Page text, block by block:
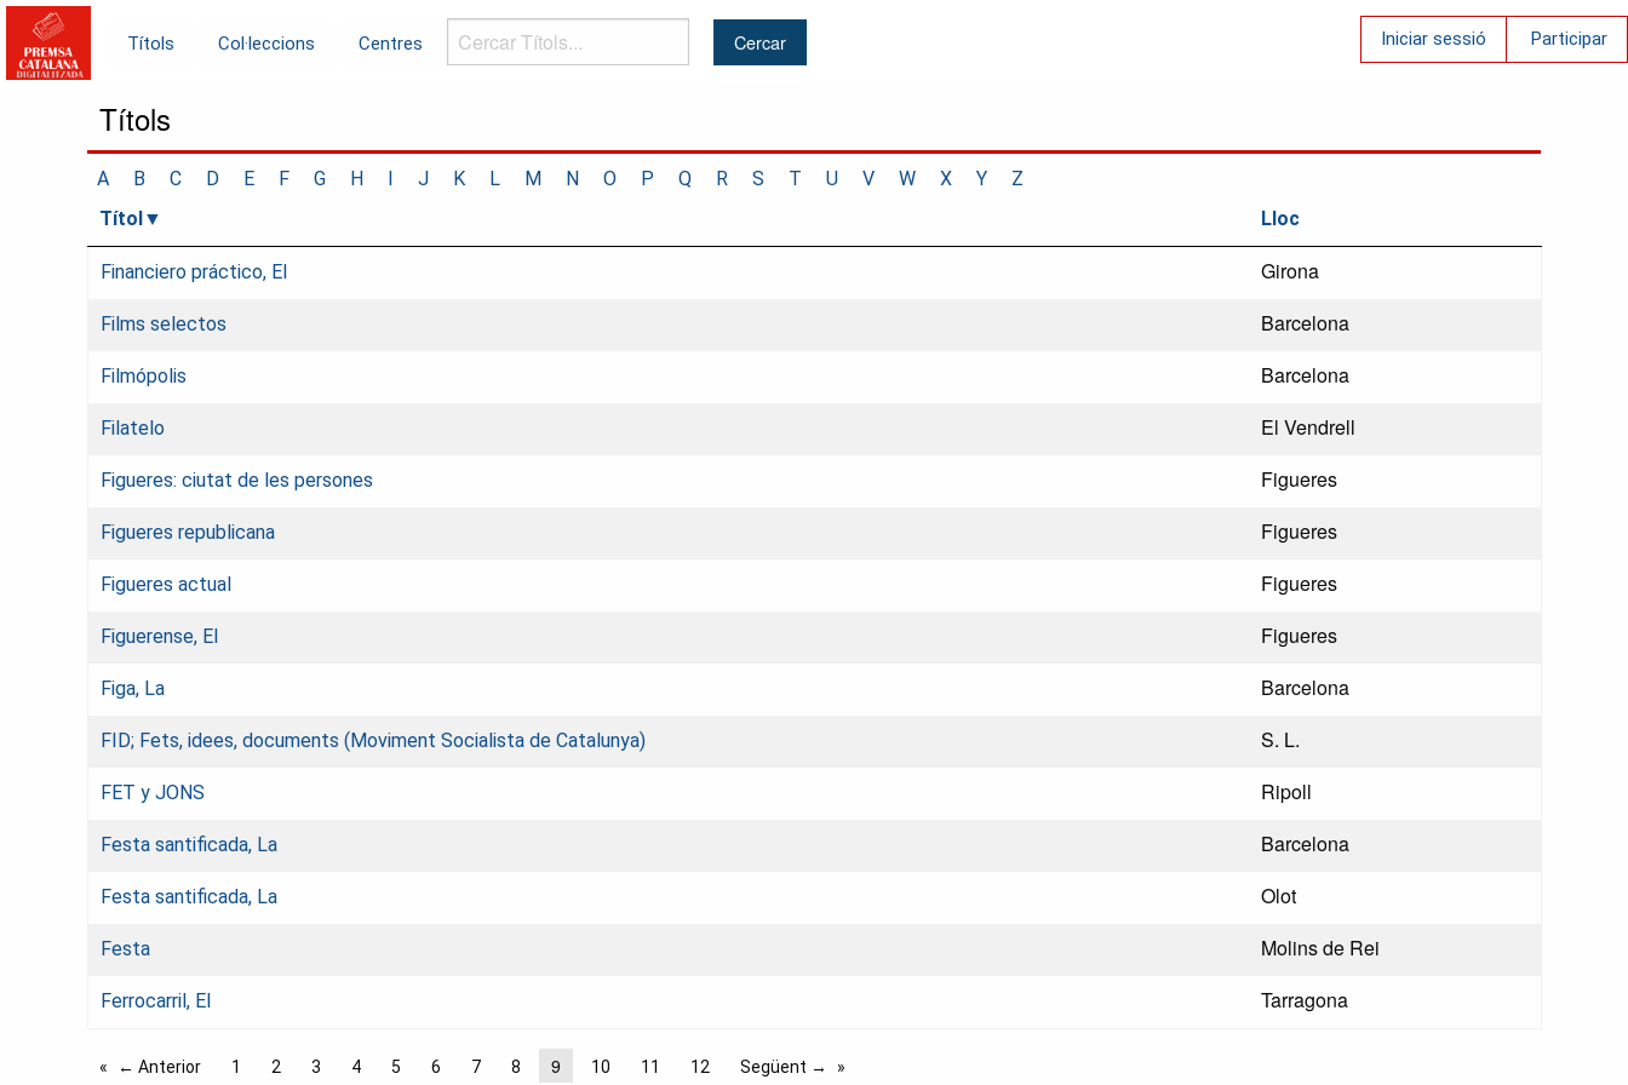
Títols Col·leccions Centres
Cercar
Títols...
Iniciar sessió Participar
Títols
A B C D E F G H I J K L M N O P Q R S T U V W X Y
Z
Títol
Lloc
Financiero práctico, El Girona
Films selectos Barcelona
Filmópolis Barcelona
Filatelo El Vendrell
Figueres: ciutat de les persones Figueres
Figueres republicana Figueres
Figueres actual Figueres
Figuerense, El Figueres
Figa, La Barcelona
FID; Fets, idees, documents (Moviment Socialista de Catalunya) S. L.
FET y JONS Ripoll
Festa santificada, La Barcelona
Festa santificada, La Olot
Festa Molins de Rei
Ferrocarril, El Tarragona
← Anterior 1 2 3 4 5 6 7 8 9 10 11 12 Següent →